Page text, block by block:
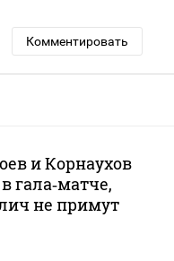
Комментировать
и Корнаухов
гала‑матче,
не примут